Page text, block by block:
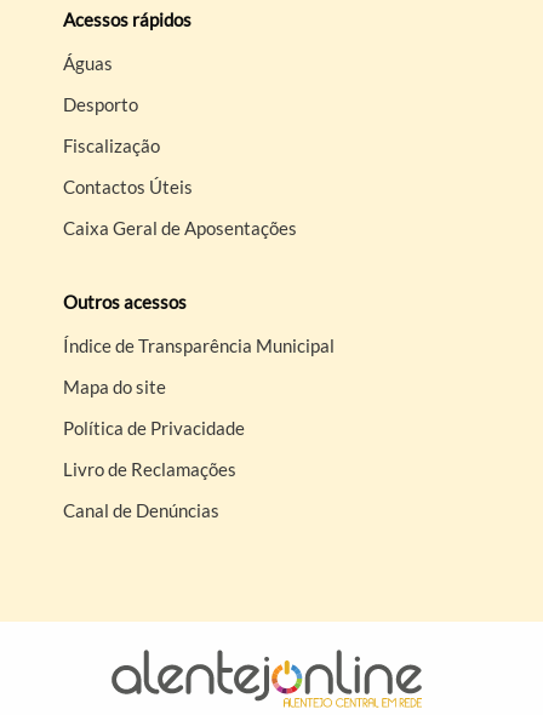
Acessos rápidos
Águas
Desporto
Fiscalização
Contactos Úteis
Caixa Geral de Aposentações
Outros acessos
Índice de Transparência Municipal
Mapa do site
Política de Privacidade
Livro de Reclamações
Canal de Denúncias